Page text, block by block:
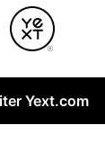
Yext.com